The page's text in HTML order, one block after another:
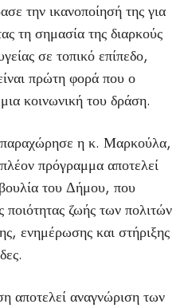
την ικανοποίησή της για
τη σημασία της διαρκούς
σε τοπικό επίπεδο,
πρώτη φορά που ο
κοινωνική του δράση.
η κ. Μαρκούλα,
πρόγραμμα αποτελεί
του Δήμου, που
ποιότητας ζωής των πολιτών
ενημέρωσης και στήριξης
αποτελεί αναγνώριση των